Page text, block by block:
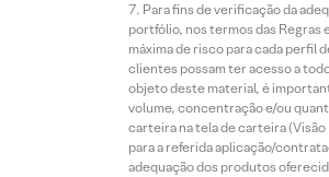
Para fins de verificação da
portfólio, nos termos das Regras
máxima de risco para cada perfil
clientes possam ter acesso a
objeto deste material, é
volume, concentração e/ou
carteira na tela de carteira
para a referida aplicação/
adequação dos produtos